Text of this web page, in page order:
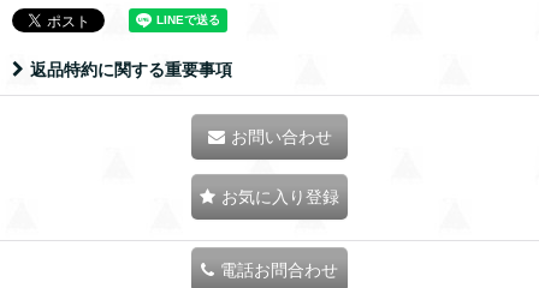
返品特約に関する重要事項
お問い合わせ
お気に入り登録
電話お問合わせ